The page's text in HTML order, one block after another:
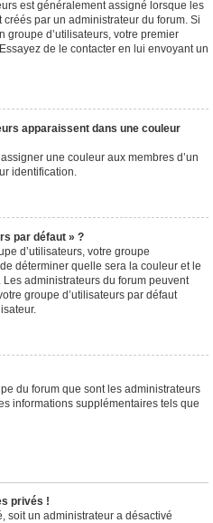
est généralement assigné lorsque les
par un administrateur du forum. Si
groupe d’utilisateurs, votre premier
de le contacter en lui envoyant un
apparaissent dans une couleur
une couleur aux membres d’un
identification.
par défaut » ?
d’utilisateurs, votre groupe
déterminer quelle sera la couleur et le
administrateurs du forum peuvent
groupe d’utilisateurs par défaut
du forum que sont les administrateurs
informations supplémentaires tels que
privés !
soit un administrateur a désactivé